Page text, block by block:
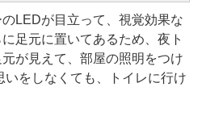
LEDが目立って、視覚効果な
足元に置いてあるため、夜ト
が見えて、部屋の照明をつけ
いをしなくても、トイレに行け